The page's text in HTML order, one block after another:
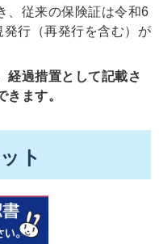
、従来の保険証は令和6
行（再発行を含む）が
経過措置として記載さ
ます。
ト